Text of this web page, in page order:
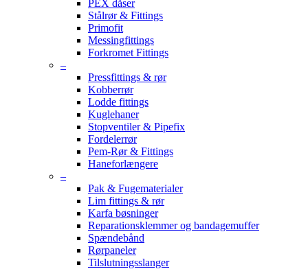
PEX dåser
Stålrør & Fittings
Primofit
Messingfittings
Forkromet Fittings
–
Pressfittings & rør
Kobberrør
Lodde fittings
Kuglehaner
Stopventiler & Pipefix
Fordelerrør
Pem-Rør & Fittings
Haneforlængere
–
Pak & Fugematerialer
Lim fittings & rør
Karfa bøsninger
Reparationsklemmer og bandagemuffer
Spændebånd
Rørpaneler
Tilslutningsslanger